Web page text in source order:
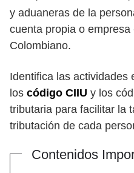
y aduaneras de la
cuenta propia o empresa
Colombiano.
Identifica las actividades
los código CIIU y los
tributaria para facilitar la
tributación de cada
Contenidos